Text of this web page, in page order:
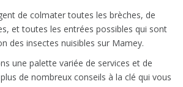
de colmater toutes les brèches, de
et toutes les entrées possibles qui sont
des insectes nuisibles sur Mamey.
une palette variée de services et de
de nombreux conseils à la clé qui vous